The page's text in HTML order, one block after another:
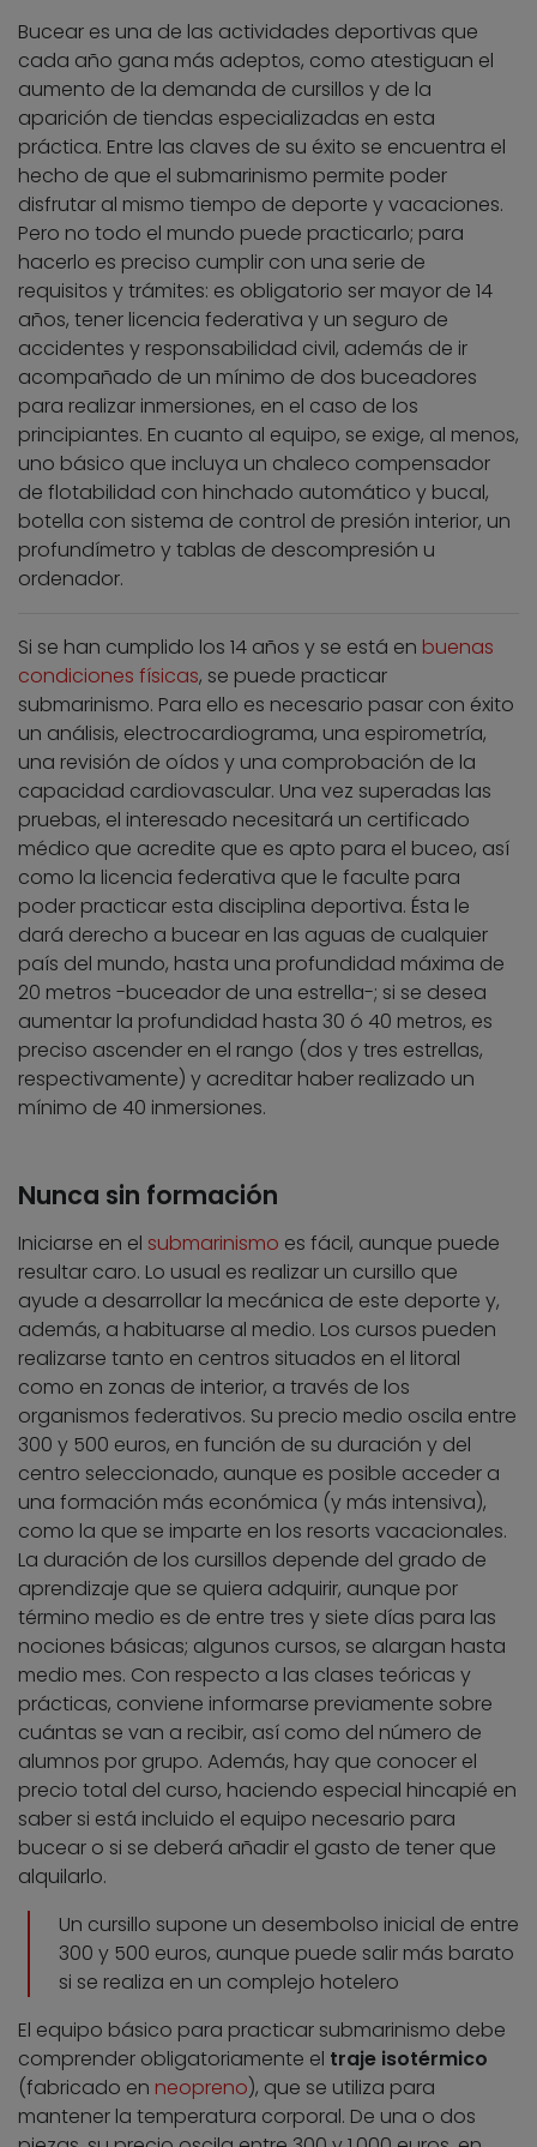
Bucear es una de las actividades deportivas que
cada año gana más adeptos, como atestiguan el
aumento de la demanda de cursillos y de la
aparición de tiendas especializadas en esta
práctica. Entre las claves de su éxito se encuentra el
hecho de que el submarinismo permite poder
disfrutar al mismo tiempo de deporte y vacaciones.
Pero no todo el mundo puede practicarlo; para
hacerlo es preciso cumplir con una serie de
requisitos y trámites: es obligatorio ser mayor de 14
años, tener licencia federativa y un seguro de
accidentes y responsabilidad civil, además de ir
acompañado de un mínimo de dos buceadores
para realizar inmersiones, en el caso de los
principiantes. En cuanto al equipo, se exige, al menos,
uno básico que incluya un chaleco compensador
de flotabilidad con hinchado automático y bucal,
botella con sistema de control de presión interior, un
profundímetro y tablas de descompresión u
ordenador.
Si se han cumplido los 14 años y se está en buenas
condiciones físicas, se puede practicar
submarinismo. Para ello es necesario pasar con éxito
un análisis, electrocardiograma, una espirometría,
una revisión de oídos y una comprobación de la
capacidad cardiovascular. Una vez superadas las
pruebas, el interesado necesitará un certificado
médico que acredite que es apto para el buceo, así
como la licencia federativa que le faculte para
poder practicar esta disciplina deportiva. Ésta le
dará derecho a bucear en las aguas de cualquier
país del mundo, hasta una profundidad máxima de
20 metros -buceador de una estrella-; si se desea
aumentar la profundidad hasta 30 ó 40 metros, es
preciso ascender en el rango (dos y tres estrellas,
respectivamente) y acreditar haber realizado un
mínimo de 40 inmersiones.
Nunca sin formación
Iniciarse en el submarinismo es fácil, aunque puede
resultar caro. Lo usual es realizar un cursillo que
ayude a desarrollar la mecánica de este deporte y,
además, a habituarse al medio. Los cursos pueden
realizarse tanto en centros situados en el litoral
como en zonas de interior, a través de los
organismos federativos. Su precio medio oscila entre
300 y 500 euros, en función de su duración y del
centro seleccionado, aunque es posible acceder a
una formación más económica (y más intensiva),
como la que se imparte en los resorts vacacionales.
La duración de los cursillos depende del grado de
aprendizaje que se quiera adquirir, aunque por
término medio es de entre tres y siete días para las
nociones básicas; algunos cursos, se alargan hasta
medio mes. Con respecto a las clases teóricas y
prácticas, conviene informarse previamente sobre
cuántas se van a recibir, así como del número de
alumnos por grupo. Además, hay que conocer el
precio total del curso, haciendo especial hincapié en
saber si está incluido el equipo necesario para
bucear o si se deberá añadir el gasto de tener que
alquilarlo.
Un cursillo supone un desembolso inicial de entre
300 y 500 euros, aunque puede salir más barato
si se realiza en un complejo hotelero
El equipo básico para practicar submarinismo debe
comprender obligatoriamente el traje isotérmico
(fabricado en neopreno), que se utiliza para
mantener la temperatura corporal. De una o dos